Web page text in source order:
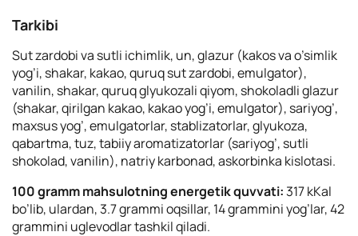
Tarkibi
Sut zardobi va sutli ichimlik, un, glazur (kakos va o’simlik
yog’i, shakar, kakao, quruq sut zardobi, emulgator),
vanilin, shakar, quruq glyukozali qiyom, shokoladli glazur
(shakar, qirilgan kakao, kakao yog’i, emulgator), sariyog’,
maxsus yog’, emulgatorlar, stablizatorlar, glyukoza,
qabartma, tuz, tabiiy aromatizatorlar (sariyog’, sutli
shokolad, vanilin), natriy karbonad, askorbinka kislotasi.
100 gramm mahsulotning energetik quvvati:317 kKal
bo’lib, ulardan, 3.7 grammi oqsillar, 14 grammini yog’lar, 42
grammini uglevodlar tashkil qiladi.